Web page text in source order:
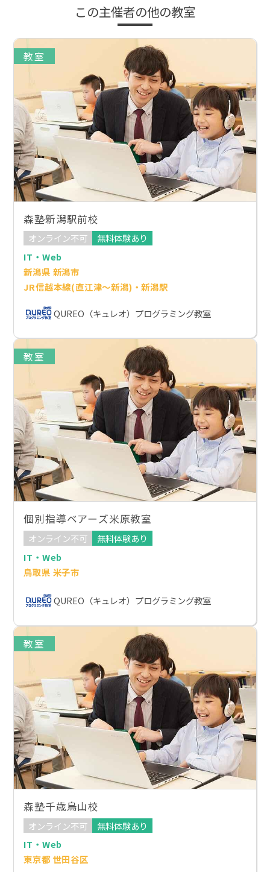
この主催者の他の教室
教室
森塾新潟駅前校
オンライン不可
無料体験あり
IT・Web
新潟県 新潟市
JR信越本線(直江津～新潟)・新潟駅
QUREO（キュレオ）プログラミング教室
教室
個別指導ベアーズ米原教室
オンライン不可
無料体験あり
IT・Web
鳥取県 米子市
QUREO（キュレオ）プログラミング教室
教室
森塾千歳烏山校
オンライン不可
無料体験あり
IT・Web
東京都 世田谷区